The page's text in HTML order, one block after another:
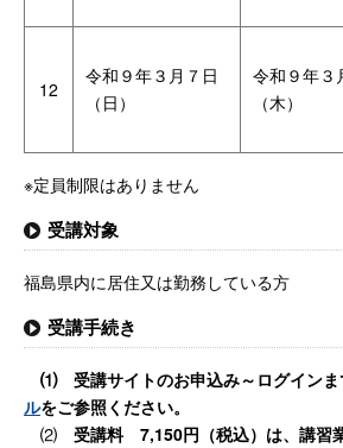
12
令和９年３月７日
（日）
令和９年３
（木）
※定員制限はありません
受講対象
福島県内に居住又は勤務している方
受講手続き
⑴ 受講サイトのお申込み～ログインま
ルをご参照ください。
⑵ 受講料 7,150円（税込）は、講習